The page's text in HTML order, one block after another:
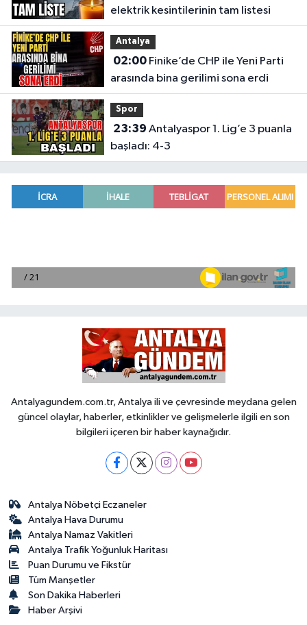
elektrik kesintilerinin tam listesi
Antalya
02:00Finike’de CHP ile Yeni Parti
arasında bina gerilimi sona erdi
Spor
23:39
başladı: 4-3
Antalyagundem.com.tr, Antalya ili ve çevresinde meydana gelen
güncel olaylar, haberler, etkinlikler ve gelişmelerle ilgili en son
bilgileri içeren bir haber kaynağıdır.
Antalya Nöbetçi Eczaneler
Antalya Hava Durumu
Antalya Namaz Vakitleri
Antalya Trafik Yoğunluk Haritası
Puan Durumu ve Fikstür
Tüm Manşetler
Son Dakika Haberleri
Haber Arşivi